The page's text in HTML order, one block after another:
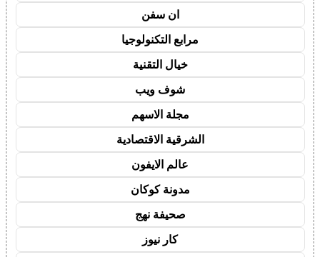
ان سفن
مرابع التكنولوجيا
خيال التقنية
شوف ويب
مجلة الاسهم
الشرقية الاقتصادية
عالم الايفون
مدونة كوكان
صحيفة نهج
كار نيوز